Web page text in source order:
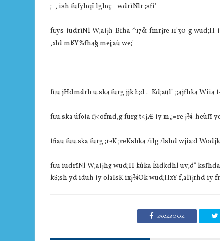
;=, ish fufyhqï lghq;= wdrïNlr ;sfí'
fuys iudrïNl W;aijh Bfha ^17& fmrjre 11'30 g
,xld mßY%fha§ mej;aù we;'
fuu jHdmdrh u.ska furg jjk b;d .=Kd;aul" ;;ajfhka
fuu.ska úfoia fj<ofmd,g furg t<jÆ iy m,;=re j¾. heùfï
tfiau fuu.ska furg ;reK ;reKshka /ilg /lshd wjia:d
fuu iudrïNl W;aijhg wud;H kúka Èidkdhl uy;d"
kS;sh yd iduh iy olaIsK ixj¾Ok wud;HxY f,alïjrhd iy
FACEBOOK